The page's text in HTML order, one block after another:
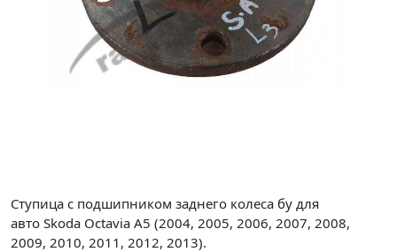
Ступица с подшипником заднего колеса бу для
авто Skoda Octavia A5 (2004, 2005, 2006, 2007, 2008,
2009, 2010, 2011, 2012, 2013).